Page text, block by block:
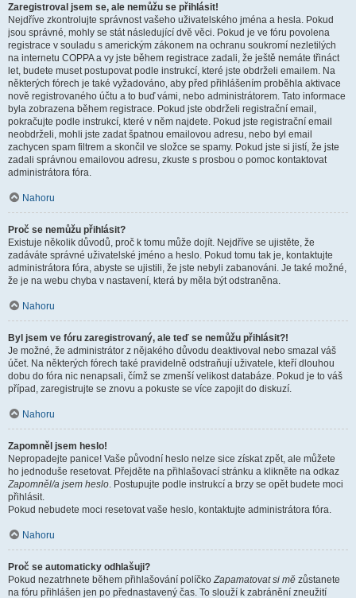
Zaregistroval jsem se, ale nemůžu se přihlásit!
Nejdříve zkontrolujte správnost vašeho uživatelského jména a hesla. Pokud
jsou správné, mohly se stát následující dvě věci. Pokud je ve fóru povolena
registrace v souladu s americkým zákonem na ochranu soukromí nezletilých
na internetu COPPA a vy jste během registrace zadali, že ještě nemáte třináct
let, budete muset postupovat podle instrukcí, které jste obdrželi emailem. Na
některých fórech je také vyžadováno, aby před přihlášením proběhla aktivace
nově registrovaného účtu a to buď vámi, nebo administrátorem. Tato informace
byla zobrazena během registrace. Pokud jste obdrželi registrační email,
pokračujte podle instrukcí, které v něm najdete. Pokud jste registrační email
neobdrželi, mohli jste zadat špatnou emailovou adresu, nebo byl email
zachycen spam filtrem a skončil ve složce se spamy. Pokud jste si jistí, že jste
zadali správnou emailovou adresu, zkuste s prosbou o pomoc kontaktovat
administrátora fóra.
Nahoru
Proč se nemůžu přihlásit?
Existuje několik důvodů, proč k tomu může dojít. Nejdříve se ujistěte, že
zadáváte správné uživatelské jméno a heslo. Pokud tomu tak je, kontaktujte
administrátora fóra, abyste se ujistili, že jste nebyli zabanováni. Je také možné,
že je na webu chyba v nastavení, která by měla být odstraněna.
Nahoru
Byl jsem ve fóru zaregistrovaný, ale teď se nemůžu přihlásit?!
Je možné, že administrátor z nějakého důvodu deaktivoval nebo smazal váš
účet. Na některých fórech také pravidelně odstraňují uživatele, kteří dlouhou
dobu do fóra nic nenapsali, čímž se zmenší velikost databáze. Pokud je to váš
případ, zaregistrujte se znovu a pokuste se více zapojit do diskuzí.
Nahoru
Zapomněl jsem heslo!
Nepropadejte panice! Vaše původní heslo nelze sice získat zpět, ale můžete
ho jednoduše resetovat. Přejděte na přihlašovací stránku a klikněte na odkaz
Zapomněl/a jsem heslo. Postupujte podle instrukcí a brzy se opět budete moci
přihlásit.
Pokud nebudete moci resetovat vaše heslo, kontaktujte administrátora fóra.
Nahoru
Proč se automaticky odhlašuji?
Pokud nezatrhnete během přihlašování políčkoZapamatovat si mě zůstanete
na fóru přihlášen jen po přednastavený čas. To slouží k zabránění zneužití